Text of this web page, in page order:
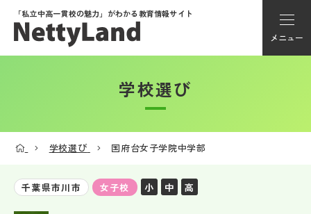
「私立中高一貫校の魅力」がわかる教育情報サイト
メニュー
アカウント登録
学校選び
学校選び 国府台女子学院中学部
千葉県市川市 女子校 小 中 高